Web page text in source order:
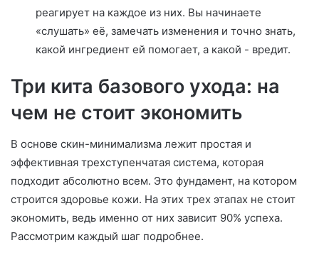
реагирует на каждое из них. Вы начинаете
«слушать» её, замечать изменения и точно знать,
какой ингредиент ей помогает, а какой - вредит.
Три кита базового ухода: на
чем не стоит экономить
В основе скин-минимализма лежит простая и
эффективная трехступенчатая система, которая
подходит абсолютно всем. Это фундамент, на котором
строится здоровье кожи. На этих трех этапах не стоит
экономить, ведь именно от них зависит 90% успеха.
Рассмотрим каждый шаг подробнее.